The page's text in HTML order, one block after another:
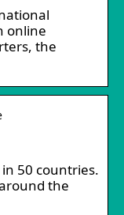
online
the
50 countries.
the